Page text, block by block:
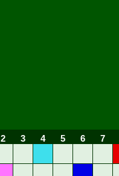
2 3 4 5 6 7